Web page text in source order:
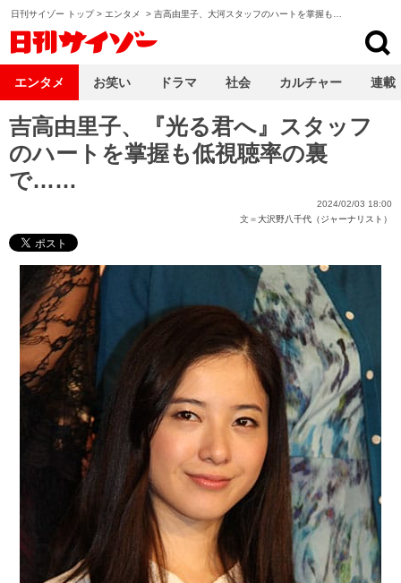
日刊サイゾー トップ> エンタメ > 吉高由里子、大河スタッフのハートを掌握も…
吉高由里子、『光る君へ』スタッフ
のハートを掌握も低視聴率の裏
で……
2024/02/03 18:00
文＝大沢野八千代（ジャーナリスト）
エンタメ お笑い ドラマ 社会 カルチャー 連載